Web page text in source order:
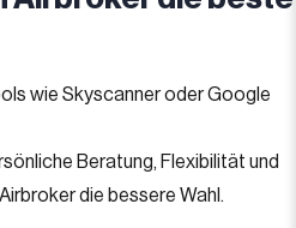
wie Skyscanner oder Google
Beratung, Flexibilität und
die bessere Wahl.